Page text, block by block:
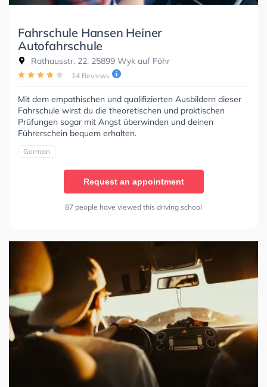
Fahrschule Hansen Heiner
Autofahrschule
Rathausstr. 22, 25899 Wyk auf Föhr
14 Reviews
Mit dem empathischen und qualifizierten Ausbildern dieser
Fahrschule wirst du die theoretischen und praktischen
Prüfungen sogar mit Angst überwinden und deinen
Führerschein bequem erhalten.
German
Request an appointment
87 people have viewed this driving school